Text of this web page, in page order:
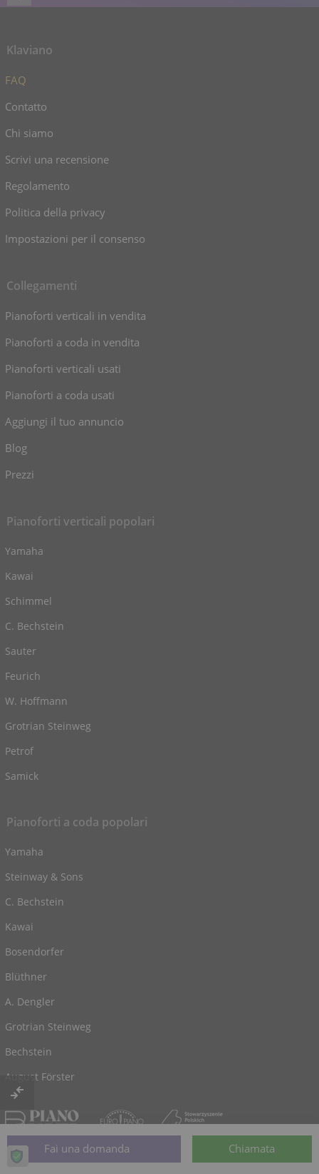
Klaviano
FAQ
Contatto
Chi siamo
Scrivi una recensione
Regolamento
Politica della privacy
Impostazioni per il consenso
Collegamenti
Pianoforti verticali in vendita
Pianoforti a coda in vendita
Pianoforti verticali usati
Pianoforti a coda usati
Aggiungi il tuo annuncio
Blog
Prezzi
Pianoforti verticali popolari
Yamaha
Kawai
Schimmel
C. Bechstein
Sauter
Feurich
W. Hoffmann
Grotrian Steinweg
Petrof
Samick
Pianoforti a coda popolari
Yamaha
Steinway & Sons
C. Bechstein
Kawai
Bosendorfer
Blüthner
A. Dengler
Grotrian Steinweg
Bechstein
August Förster
© 2026, alimentato da